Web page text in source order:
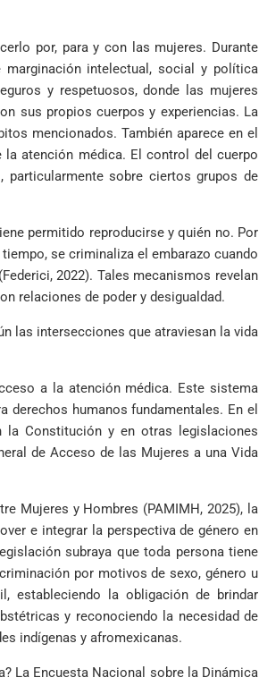
por, para y con las mujeres. Durante
intelectual, social y política
y respetuosos, donde las mujeres
sus propios cuerpos y experiencias. La
mencionados. También aparece en el
atención médica. El control del cuerpo
sobre ciertos grupos de
permitido reproducirse y quién no. Por
se criminaliza el embarazo cuando
2022). Tales mecanismos revelan
relaciones de poder y desigualdad.
las intersecciones que atraviesan la vida
a la atención médica. Este sistema
humanos fundamentales. En el
la Constitución y en otras legislaciones
de Acceso de las Mujeres a una Vida
Mujeres y Hombres (PAMIMH, 2025), la
e integrar la perspectiva de género en
subraya que toda persona tiene
por motivos de sexo, género u
estableciendo la obligación de brindar
y reconociendo la necesidad de
indígenas y afromexicanas.
La Encuesta Nacional sobre la Dinámica